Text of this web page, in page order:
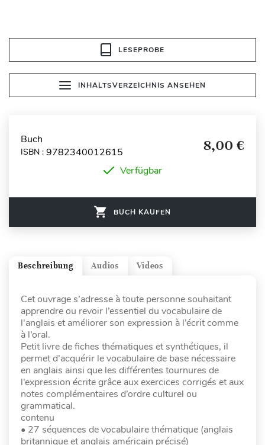
LESEPROBE
INHALTSVERZEICHNIS ANSEHEN
Buch
ISBN : 9782340012615 8,00 €
Verfügbar
BUCH KAUFEN
Videos
Audios
Beschreibung
Cet ouvrage s’adresse à toute personne souhaitant
apprendre ou revoir l’essentiel du vocabulaire de
l’anglais et améliorer son expression à l’écrit comme
à l’oral.
Petit livre de fiches thématiques et synthétiques, il
permet d’acquérir le vocabulaire de base nécessaire
en anglais ainsi que les différentes tournures de
l’expression écrite grâce aux exercices corrigés et aux
notes complémentaires d’ordre culturel ou
grammatical.
contenu
• 27 séquences de vocabulaire thématique (anglais
britannique et anglais américain précisé)